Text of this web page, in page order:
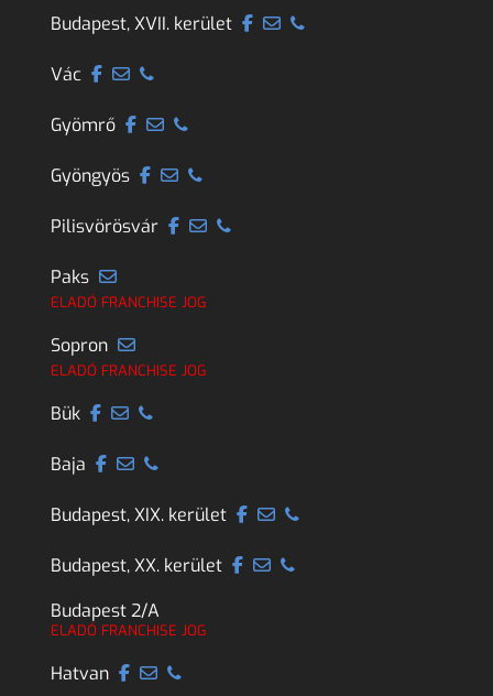
Budapest, XVII. kerület
Vác
Gyömrő
Gyöngyös
Pilisvörösvár
Paks
ELADÓ FRANCHISE JOG
Sopron
ELADÓ FRANCHISE JOG
Bük
Baja
Budapest, XIX. kerület
Budapest, XX. kerület
Budapest 2/A
ELADÓ FRANCHISE JOG
Hatvan